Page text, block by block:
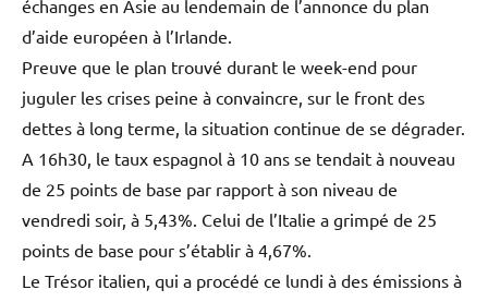
échanges en Asie au lendemain de l’annonce du plan
d’aide européen à l’Irlande.
Preuve que le plan trouvé durant le week-end pour
juguler les crises peine à convaincre, sur le front des
dettes à long terme, la situation continue de se dégrader.
A 16h30, le taux espagnol à 10 ans se tendait à nouveau
de 25 points de base par rapport à son niveau de
vendredi soir, à 5,43%. Celui de l’Italie a grimpé de 25
points de base pour s’établir à 4,67%.
Le Trésor italien, qui a procédé ce lundi à des émissions à